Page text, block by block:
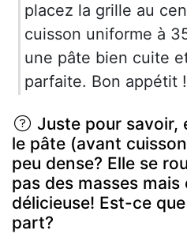
placez la grille au
cuisson uniforme à
une pâte bien cuite
parfaite. Bon appétit !
Juste pour savoir,
le pâte (avant
peu dense? Elle se
pas des masses mais
délicieuse! Est-ce
part?